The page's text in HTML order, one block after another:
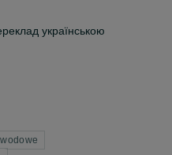
українською